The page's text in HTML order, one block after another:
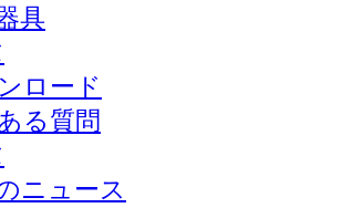
具
ロード
る質問
ニュース